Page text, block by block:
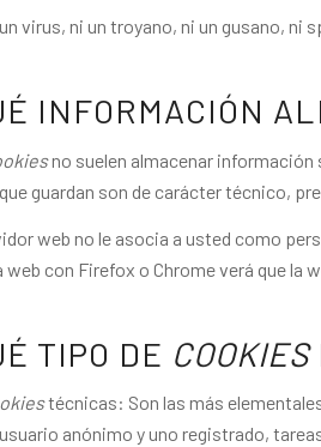
virus, ni un troyano, ni un gusano, ni
INFORMACIÓN
no suelen almacenar
guardan son de carácter técnico,
web no le asocia a usted como
web con Firefox o Chrome verá que la
TIPO DE COOKIES
técnicas: Son las más
anónimo y uno registrado,